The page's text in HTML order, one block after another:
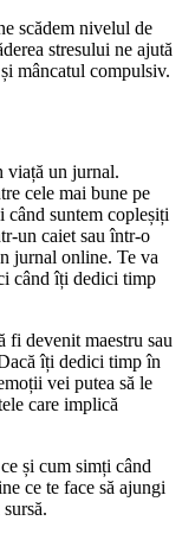
scădem nivelul de
stresului ne ajută
mâncatul compulsiv.
viață un jurnal.
cele mai bune pe
când suntem copleșiți
un caiet sau într-o
jurnal online. Te va
când îți dedici timp
fi devenit maestru sau
îți dedici timp în
vei putea să le
care implică
și cum simți când
ce te face să ajungi